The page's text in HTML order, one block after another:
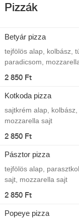
Pizzák
Betyár pizza
tejfölös alap, kolbász,
paradicsom,
2 850 Ft
Kotkoda pizza
sajtkrém alap,
mozzarella sajt
2 850 Ft
Pásztor pizza
tejfölös alap,
sajt, mozzarella sajt
2 850 Ft
Popeye pizza